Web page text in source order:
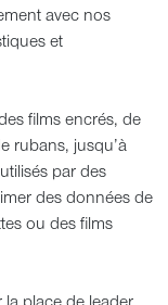
avec nos
et
films encrés, de
rubans, jusqu’à
par des
des données de
ou des films